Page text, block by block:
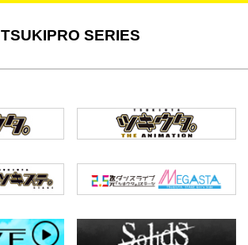
TSUKIPRO SERIES